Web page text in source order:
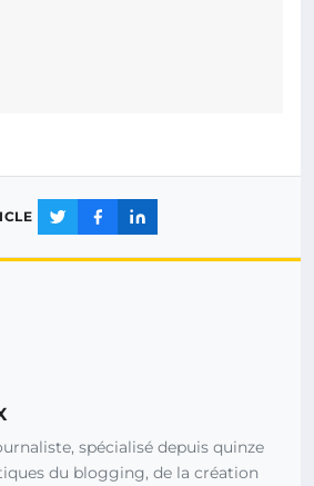
spécialisé depuis quinze
du blogging, de la création